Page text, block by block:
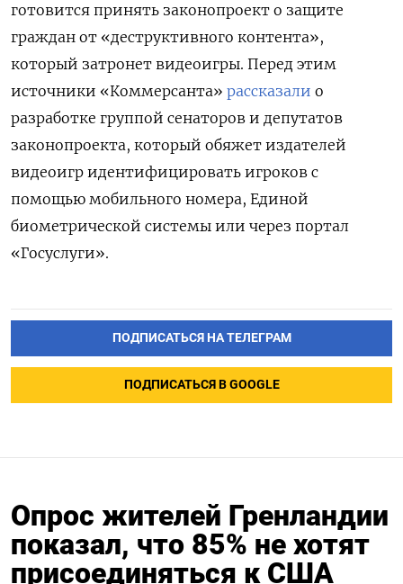
готовится принять законопроект о защите
граждан от «деструктивного контента»,
который затронет видеоигры. Перед этим
источники «Коммерсанта» рассказали о
разработке группой сенаторов и депутатов
законопроекта, который обяжет издателей
видеоигр идентифицировать игроков с
помощью мобильного номера, Единой
биометрической системы или через портал
«Госуслуги».
ПОДПИСАТЬСЯ НА ТЕЛЕГРАМ
ПОДПИСАТЬСЯ В GOOGLE
Опрос жителей Гренландии
показал, что 85% не хотят
присоединяться к США